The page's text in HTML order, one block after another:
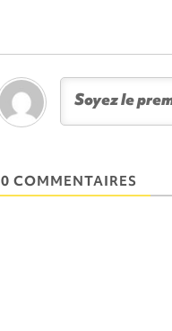
0 COMMENTAIRES